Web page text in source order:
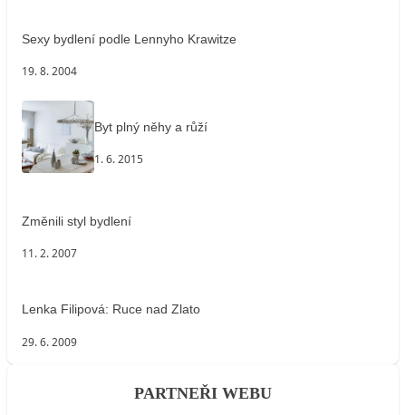
Sexy bydlení podle Lennyho Krawitze
19. 8. 2004
Byt plný něhy a růží
1. 6. 2015
Změnili styl bydlení
11. 2. 2007
Lenka Filipová: Ruce nad Zlato
29. 6. 2009
PARTNEŘI WEBU